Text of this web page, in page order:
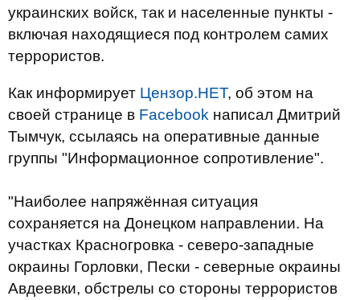
украинских войск, так и населенные пункты -
включая находящиеся под контролем самих
террористов.
Как информирует Цензор.НЕТ, об этом на
своей странице в Facebook написал Дмитрий
Тымчук, ссылаясь на оперативные данные
группы "Информационное сопротивление".
"Наиболее напряжённая ситуация
сохраняется на Донецком направлении. На
участках Красногровка - северо-западные
окраины Горловки, Пески - северные окраины
Авдеевки, обстрелы со стороны террористов